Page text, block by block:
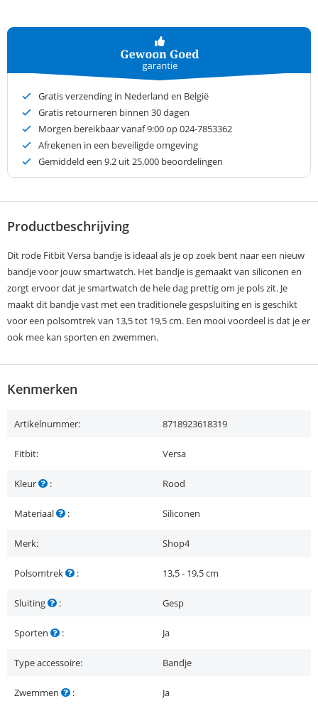
Gratis verzending in Nederland en België
Gratis retourneren binnen 30 dagen
Morgen bereikbaar vanaf 9:00 op 024-7853362
Afrekenen in een beveiligde omgeving
Gemiddeld een 9.2 uit 25.000 beoordelingen
Productbeschrijving
Dit rode Fitbit Versa bandje is ideaal als je op zoek bent naar een nieuw
bandje voor jouw smartwatch. Het bandje is gemaakt van siliconen en
zorgt ervoor dat je smartwatch de hele dag prettig om je pols zit. Je
maakt dit bandje vast met een traditionele gespsluiting en is geschikt
voor een polsomtrek van 13,5 tot 19,5 cm. Een mooi voordeel is dat je er
ook mee kan sporten en zwemmen.
Kenmerken
Artikelnummer: 8718923618319
Fitbit: Versa
Kleur : Rood
Materiaal : Siliconen
Merk: Shop4
Polsomtrek : 13,5 - 19,5 cm
Sluiting : Gesp
Sporten : Ja
Type accessoire: Bandje
Zwemmen : Ja